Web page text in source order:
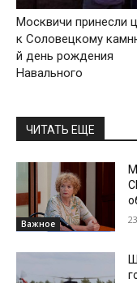
Москвичи принесли
к Соловецкому
й день рождения
Навального
ЧИТАТЬ ЕЩЕ
Важное